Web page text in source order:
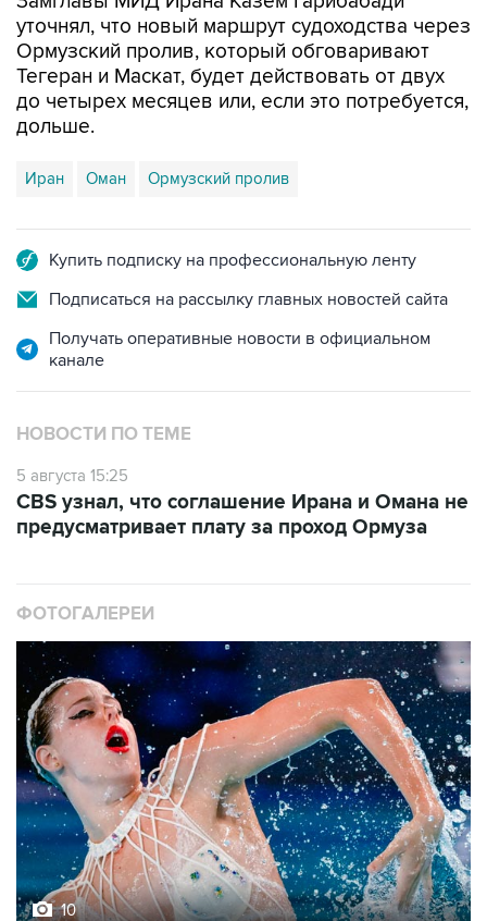
уточнял, что новый маршрут судоходства через
Ормузский пролив, который обговаривают
Тегеран и Маскат, будет действовать от двух
до четырех месяцев или, если это потребуется,
дольше.
Иран Оман Ормузский пролив
Купить подписку на профессиональную ленту
Подписаться на рассылку главных новостей сайта
Получать оперативные новости в официальном
канале
НОВОСТИ ПО ТЕМЕ
5 августа 15:25
CBS узнал, что соглашение Ирана и Омана не
предусматривает плату за проход Ормуза
ФОТОГАЛЕРЕИ
10